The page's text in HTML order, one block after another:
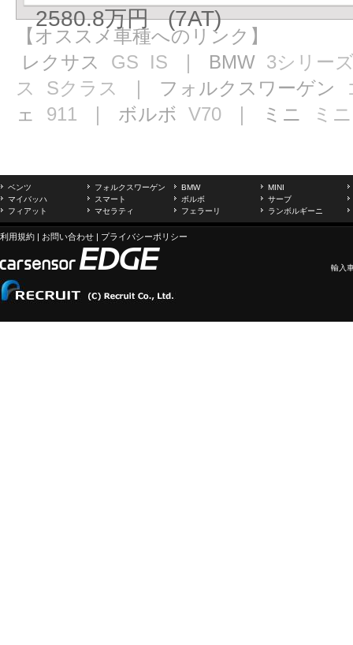
2580.8万円 (7AT)
【オススメ車種へのリンク】
レクサス GS IS ｜ BMW 3シリー
ス
Sクラス ｜ フォルクスワーゲン
ェ 911 ｜ ボルボ V70 ｜ ミニ ミニ
ベンツ フォルクスワーゲン BMW
MINI
マイバッハ
スマート ボルボ
サーブ
フィアット
マセラティ フェラーリ ランボルギーニ
利用規約 | お問い合わせ | プライバシーポリシー
輸入